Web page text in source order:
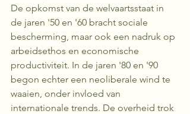
De opkomst van de welvaartsstaat in
de jaren '50 en '60 bracht sociale
bescherming, maar ook een nadruk op
arbeidsethos en economische
productiviteit. In de jaren '80 en '90
begon echter een neoliberale wind te
waaien, onder invloed van
internationale trends. De overheid trok